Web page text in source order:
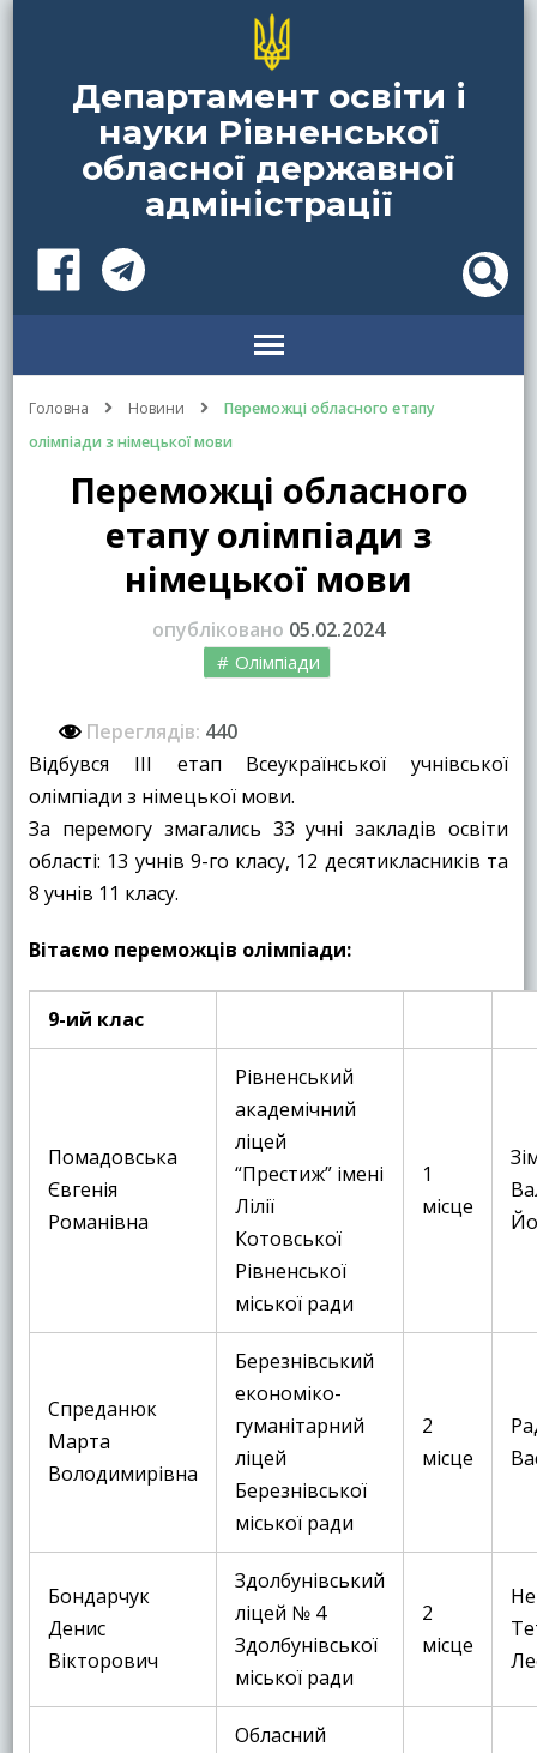
Департамент освіти і
науки Рівненської
обласної державної
адміністрації
Головна Новини
Переможці обласного етапу
олімпіади з німецької мови
Переможці обласного
етапу олімпіади з
німецької мови
опубліковано 05.02.2024
Олімпіади
Переглядів: 440
Відбувся ІІІ етап Всеукраїнської учнівської
олімпіади з німецької мови.
За перемогу змагались 33 учні закладів освіти
області: 13 учнів 9-го класу, 12 десятикласників та
8 учнів 11 класу.
Вітаємо переможців олімпіади:
9-ий клас
Помадовська
Євгенія
Романівна
Рівненський
академічний
ліцей
“Престиж” імені
Лілії
Котовської
Рівненської
міської ради
1
місце
Спреданюк
Марта
Володимирівна
Березнівський
економіко-
гуманітарний
ліцей
Березнівської
міської ради
2
місце
Бондарчук
Денис
Вікторович
Здолбунівський
ліцей № 4
Здолбунівської
міської ради
2
місце
Обласний